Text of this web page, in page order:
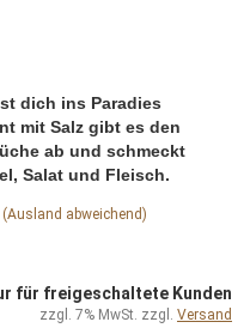
dich ins Paradies
mit Salz gibt es den
ab und schmeckt
Salat und Fleisch.
(Ausland abweichend)
für freigeschaltete Kunden
zzgl. 7% MwSt. zzgl. Versand